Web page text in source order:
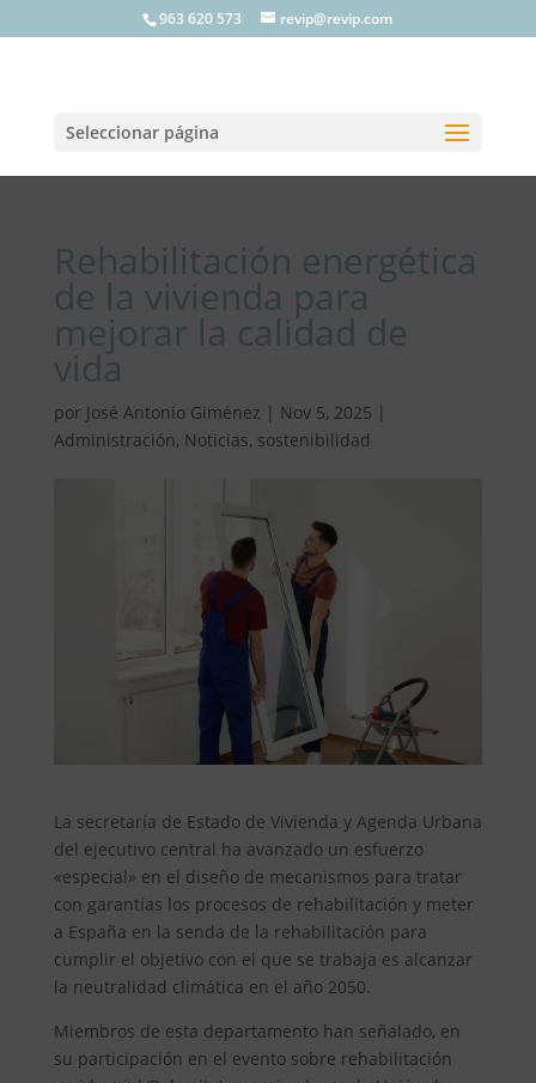
963 620 573 revip@revip.com
Seleccionar página
Rehabilitación energética
de la vivienda para
mejorar la calidad de
vida
por José Antonio Giménez | Nov 5, 2025 |
Administración, Noticias, sostenibilidad
La secretaría de Estado de Vivienda y Agenda Urbana
del ejecutivo central ha avanzado un esfuerzo
«especial» en el diseño de mecanismos para tratar
con garantías los procesos de rehabilitación y meter
a España en la senda de la rehabilitación para
cumplir el objetivo con el que se trabaja es alcanzar
la neutralidad climática en el año 2050.
Miembros de esta departamento han señalado, en
su participación en el evento sobre rehabilitación